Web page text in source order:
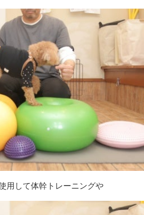
用して体幹トレーニングや